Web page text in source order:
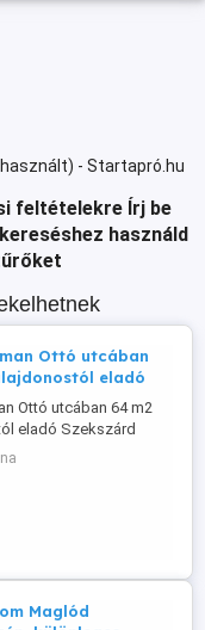
- Startapró.hu
feltételekre Írj be
használd
Ottó utcában
eladó
Ottó utcában 64 m2
eladó Szekszárd
Ottó utcában
magasföldszinti,
Az ingatlan praktikus
Maglód